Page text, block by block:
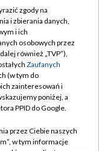
zgody na
i zbierania danych,
i ich
osobowych przez
również „TVP”),
Zaufanych
(w tym do
zainteresowań i
poniżej, a
PPID do Google.
przez Ciebie naszych
w tym informacje